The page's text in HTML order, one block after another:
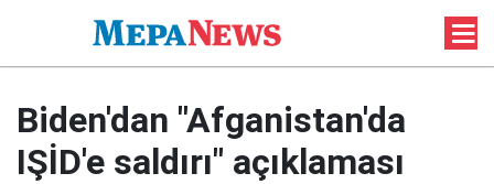
Biden'dan "Afganistan'da
IŞİD'e saldırı" açıklaması